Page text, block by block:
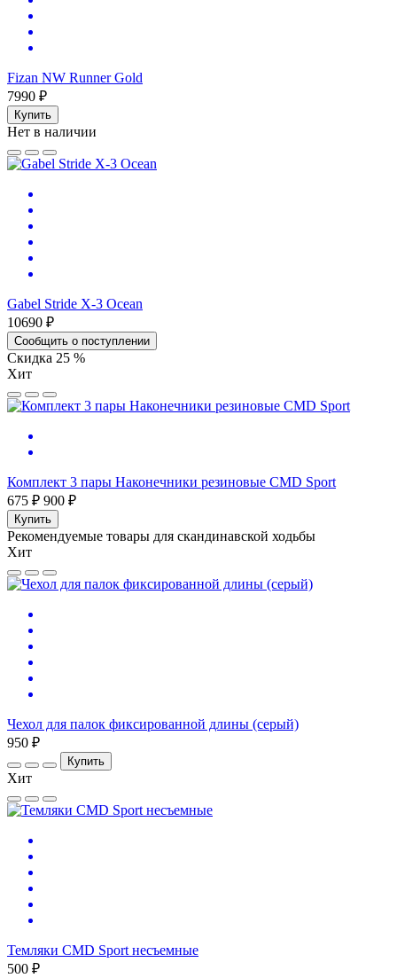
Fizan NW Runner Gold
7990 ₽
Купить
Нет в наличии
Gabel Stride X-3 Ocean
10690 ₽
Сообщить о поступлении
Скидка 25 %
Хит
Комплект 3 пары Наконечники резиновые CMD Sport
675 ₽ 900 ₽
Купить
Рекомендуемые товары для скандинавской ходьбы
Хит
Чехол для палок фиксированной длины (серый)
950 ₽
Купить
Хит
Темляки CMD Sport несъемные
500 ₽